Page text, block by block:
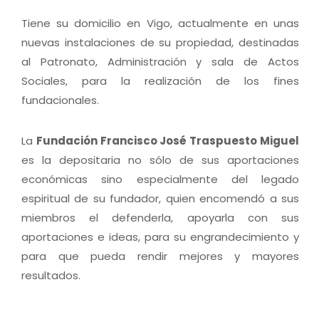
Tiene su domicilio en Vigo, actualmente en unas
nuevas instalaciones de su propiedad, destinadas
al Patronato, Administración y sala de Actos
Sociales, para la realización de los fines
fundacionales.
La Fundación Francisco José Traspuesto Miguel
es la depositaria no sólo de sus aportaciones
económicas sino especialmente del legado
espiritual de su fundador, quien encomendó a sus
miembros el defenderla, apoyarla con sus
aportaciones e ideas, para su engrandecimiento y
para que pueda rendir mejores y mayores
resultados.